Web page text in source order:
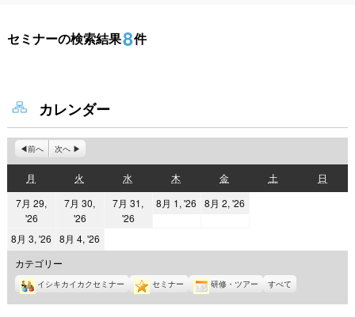
セミナーの検索結果8件
カレンダー
前へ 次へ
月
曜
日
火
曜
日
水
曜
日
木
曜
日
金金
曜
日
土土
曜
日
曜
7月 29,
'262026
年
7
月
29
日
7月 30,
'262026
年
7
30
日
7月 31,
'262026
7
31
日
8月 1, '26
2026
月
1
日
8月 2, '26
月
2
日
8月 3, '26
2026
年
8
月
3
8月 4, '26
年
8
月
4
カテゴリー
イシキカイカクセミナー セミナー 研修・ツアー すべて